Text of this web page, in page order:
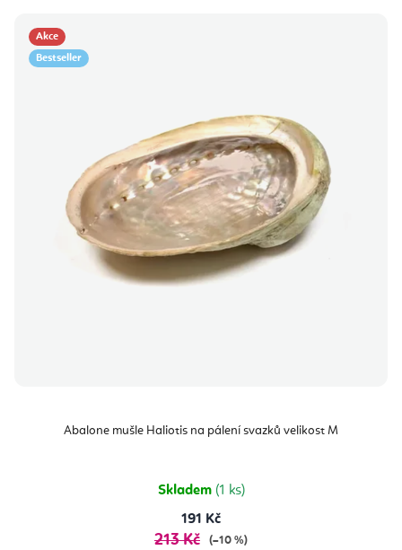
Akce
Bestseller
Abalone mušle Haliotis na pálení svazků velikost M
Skladem (1 ks)
191 Kč
213 Kč (–10 %)